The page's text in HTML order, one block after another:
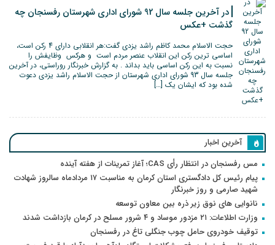
در آخرین جلسه سال 92 شورای اداری شهرستان رفسنجان چه
گذشت +عکس
حجت الاسلام محمد کاظم راشد یزدی گفت:هر انقلابی دارای 4 رکن است،
اساسی ترین رکن این انقلاب عنصر مردم است و هرکس وظایفش را
نسبت به این رکن اساسی باید بداند . به گزارش خبرنگار روراستی، در آخرین
جلسه سال 93 شورای اداری شهرستان از حجت الاسلام راشد یزدی دعوت
شده بود که ایشان یک […]
آخرین اخبار
مس رفسنجان در انتظار رأی CAS؛ آغاز تمرینات از هفته آینده
پیام رئیس کل دادگستری استان کرمان به مناسبت ۱۷ مردادماه سالروز شهادت
شهید صارمی و روز خبرنگار
نانوایی های نوق زیر ذره بین معاون توسعه
وزارت اطلاعات: ۲۱ مزدور موساد و ۴ شرور مسلح در کرمان بازداشت شدند
توقیف خودروی حامل چوب جنگلی تاغ در رفسنجان